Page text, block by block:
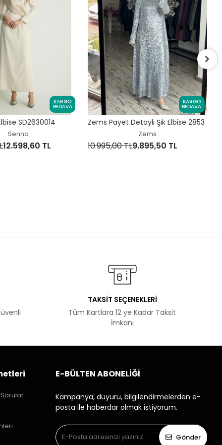
KARGO
BEDAVA
SD2630014
Senna
12.598,60 TL
KARGO
BEDAVA
Zems Payet Detaylı Şık Elbise 2853
Zems
10.995,00 TL9.895,50 TL
TAKSİT SEÇENEKLERİ
Tüm Kartlara 12 ye Kadar Taksit
İmkanı
E-BÜLTEN ABONELİĞİ
Kampanya, duyuru, bilgilendirmelerden e-
posta ile haberdar olmak istiyorum.
Gönder